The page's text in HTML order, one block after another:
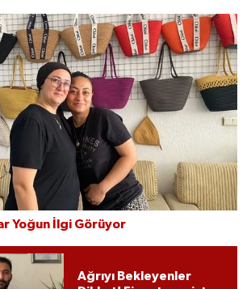
Yoğun İlgi Görüyor
Ağrıyı Bekleyenler